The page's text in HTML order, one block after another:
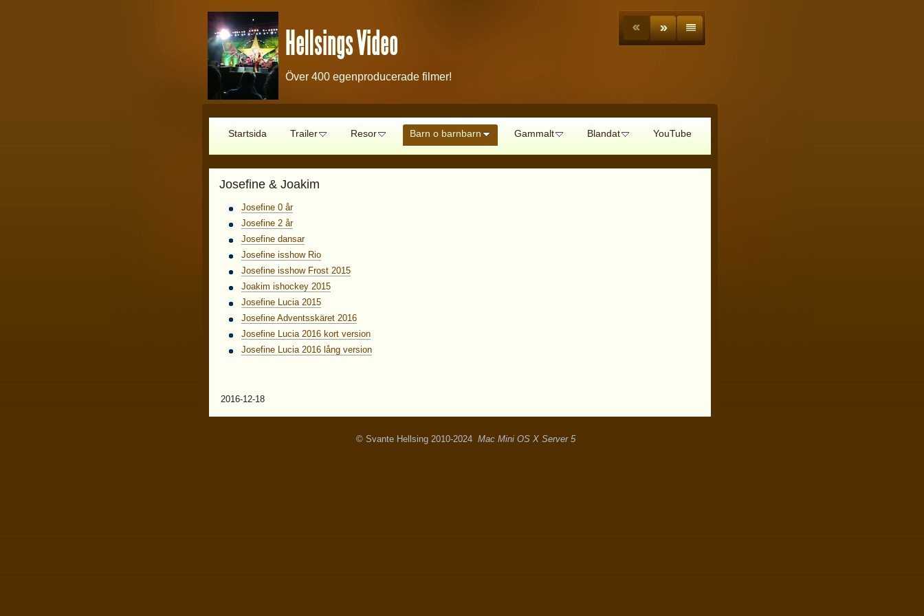
Hellsings Video
Över 400 egenproducerade filmer!
Startsida Trailer Resor Barn o barnbarn Gammalt Blandat YouTube
Josefine & Joakim
Josefine 0 år
Josefine 2 år
Josefine dansar
Josefine isshow Rio
Josefine isshow Frost 2015
Joakim ishockey 2015
Josefine Lucia 2015
Josefine Adventsskäret 2016
Josefine Lucia 2016 kort version
Josefine Lucia 2016 lång version
2016-12-18
© Svante Hellsing 2010-2024 Mac Mini OS X Server 5